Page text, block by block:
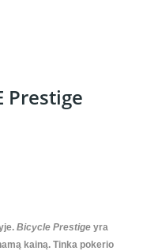
Prestige
Bicycle Prestige yra
kainą. Tinka pokerio